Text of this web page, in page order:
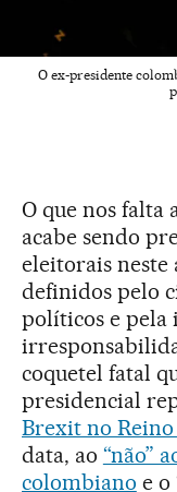
O ex-presidente
O que nos falta
acabe sendo
eleitorais neste
definidos pelo
políticos e pela
coquetel fatal
presidencial
Brexit no
data, ao “não”
colombiano e o